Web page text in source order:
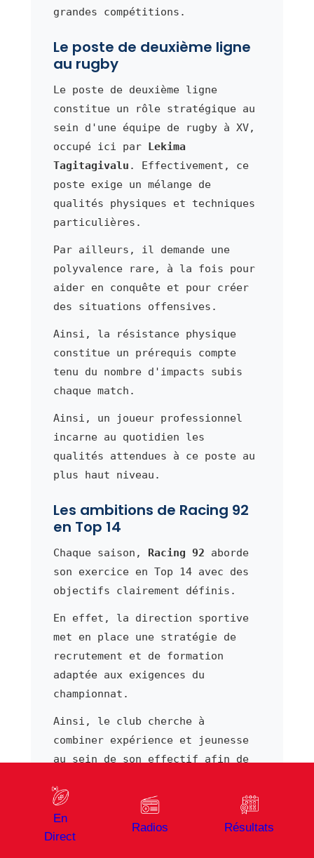
grandes compétitions.
Le poste de deuxième ligne
au rugby
Le poste de deuxième ligne
constitue un rôle stratégique au
sein d'une équipe de rugby à XV,
occupé ici par Lekima
Tagitagivalu . Effectivement, ce
poste exige un mélange de
qualités physiques et techniques
particulières.
Par ailleurs, il demande une
polyvalence rare, à la fois pour
aider en conquête et pour créer
des situations offensives.
Ainsi, la résistance physique
constitue un prérequis compte
tenu du nombre d'impacts subis
chaque match.
Ainsi, un joueur professionnel
incarne au quotidien les
qualités attendues à ce poste au
plus haut niveau.
Les ambitions de Racing 92
en Top 14
Chaque saison, Racing 92 aborde
son exercice en Top 14 avec des
objectifs clairement définis.
En effet, la direction sportive
met en place une stratégie de
recrutement et de formation
adaptée aux exigences du
championnat.
Ainsi, le club cherche à
combiner expérience et jeunesse
au sein de son effectif afin de
sur le long terme. Dans ce
contexte, Lekima Tagitagivalu
contribue à la dynamique
En
Direct
Radios Résultats